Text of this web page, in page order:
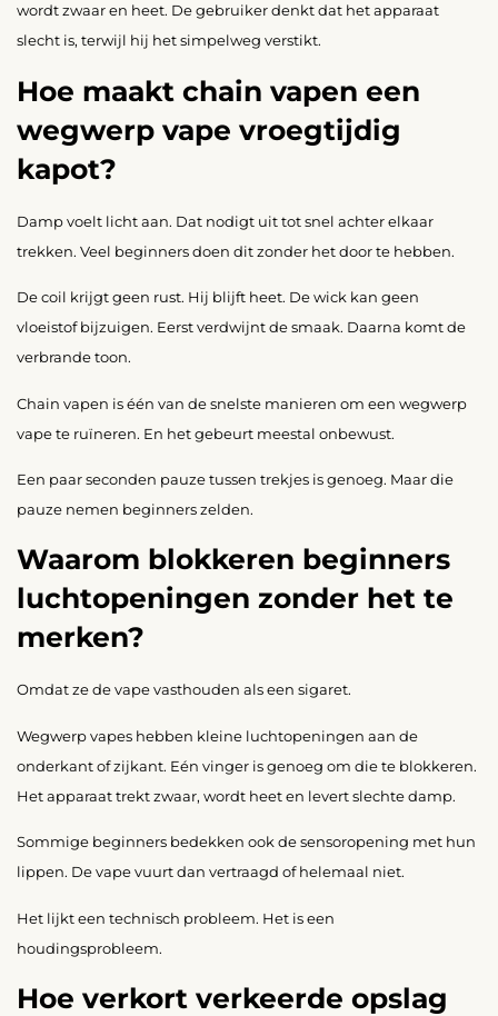
wordt zwaar en heet. De gebruiker denkt dat het apparaat
slecht is, terwijl hij het simpelweg verstikt.
Hoe maakt chain vapen een
wegwerp vape vroegtijdig
kapot?
Damp voelt licht aan. Dat nodigt uit tot snel achter elkaar
trekken. Veel beginners doen dit zonder het door te hebben.
De coil krijgt geen rust. Hij blijft heet. De wick kan geen
vloeistof bijzuigen. Eerst verdwijnt de smaak. Daarna komt de
verbrande toon.
Chain vapen is één van de snelste manieren om een wegwerp
vape te ruïneren. En het gebeurt meestal onbewust.
Een paar seconden pauze tussen trekjes is genoeg. Maar die
pauze nemen beginners zelden.
Waarom blokkeren beginners
luchtopeningen zonder het te
merken?
Omdat ze de vape vasthouden als een sigaret.
Wegwerp vapes hebben kleine luchtopeningen aan de
onderkant of zijkant. Eén vinger is genoeg om die te blokkeren.
Het apparaat trekt zwaar, wordt heet en levert slechte damp.
Sommige beginners bedekken ook de sensoropening met hun
lippen. De vape vuurt dan vertraagd of helemaal niet.
Het lijkt een technisch probleem. Het is een
houdingsprobleem.
Hoe verkort verkeerde opslag